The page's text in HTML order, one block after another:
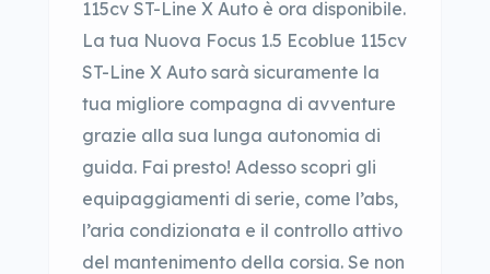
115cv ST-Line X Auto è ora disponibile.
La tua Nuova Focus 1.5 Ecoblue 115cv
ST-Line X Auto sarà sicuramente la
tua migliore compagna di avventure
grazie alla sua lunga autonomia di
guida. Fai presto! Adesso scopri gli
equipaggiamenti di serie, come l’abs,
l’aria condizionata e il controllo attivo
del mantenimento della corsia. Se non